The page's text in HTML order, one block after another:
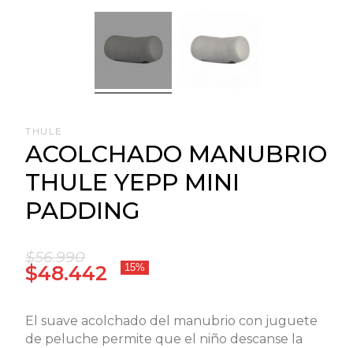
THULE
ACOLCHADO MANUBRIO
THULE YEPP MINI
PADDING
$56.990
$48.442 15%
El suave acolchado del manubrio con juguete
de peluche permite que el niño descanse la